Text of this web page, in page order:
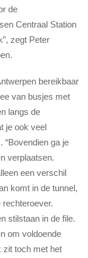
de
Centraal Station
zegt Peter
bereikbaar
van busjes met
langs de
je ook veel
“Bovendien ga je
verplaatsen.
een verschil
komt in de tunnel,
stilstaan in de file.
om voldoende
zit toch met het